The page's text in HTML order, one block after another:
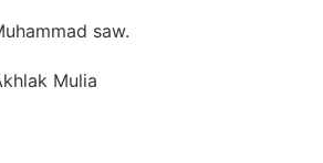
saw.
Mulia